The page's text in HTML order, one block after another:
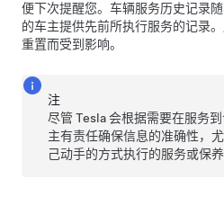
便下次提醒您。车辆服务历史记录
的车主提供先前所执行服务的记录
重置而受到影响。
注
尽管 Tesla 会根据需要在服务
主有责任确保信息的准确性，
己动手的方式执行的服务或保养